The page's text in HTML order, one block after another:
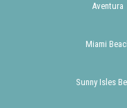
Aventura
Miami
Sunny Isles